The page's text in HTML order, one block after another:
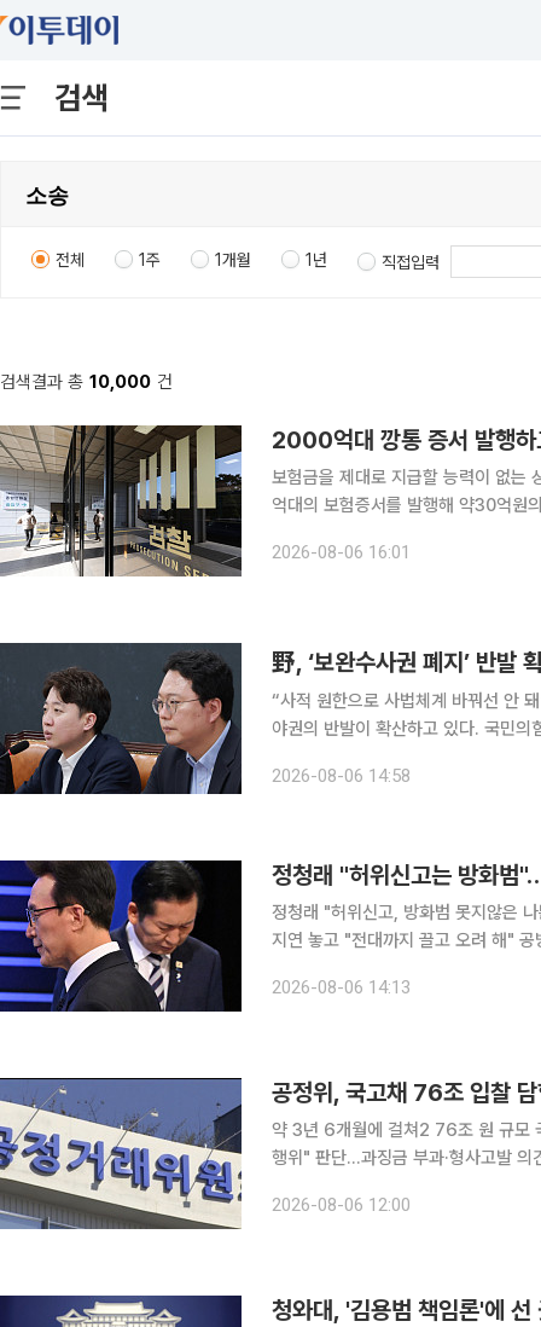
검색
전체 1주 1개월 1년 직접입력
검색결과 총 10,000 건
2000억대 깡통 증서 발행
보험금을 제대로 지급할 능력이 없는
억대의 보험증서를 발행해 약30억원의
의로 무허가 보증보험사 A업체 전현
2026-08-06 16:01
野, ‘보완수사권 폐지’ 반발
“사적 원한으로 사법체계 바꿔선 안 돼” 검사의 보완수사권을 폐지한 형사소송법 개정안을
야권의 반발이 확산하고 있다. 국민
는 6일 국회 의원회관에서 ‘검찰개혁
2026-08-06 14:58
정청래 "허위신고는 방화범
정청래 "허위신고, 방화범 못지않은
지연 놓고 "전대까지 끌고 오려 해" 공방 더불어민주당 8·17 전당대회에 출마한 정청래·김민
판했고, 김 후보는 "문제를 제기할 근
2026-08-06 14:13
공정위, 국고채 76조 입찰
약 3년 6개월에 걸쳐2 76조 원 규모
행위" 판단...과징금 부과·형사고발 의견 제시 15개 국고채 전문딜러(PD) 사업
처는 국고채 입찰 담합 사건과 관련해
2026-08-06 12:00
청와대, '김용범 책임론'에